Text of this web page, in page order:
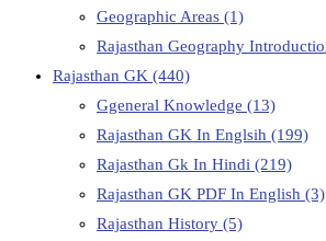
Geographic Areas (1)
Rajasthan Geography
Rajasthan GK (440)
Ggeneral Knowledge (13)
Rajasthan GK In Englsih (199)
Rajasthan Gk In Hindi (219)
Rajasthan GK PDF In English (3)
Rajasthan History (5)